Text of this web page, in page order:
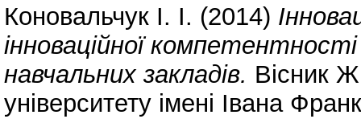
Коновальчук І. І. (2014)
інноваційної
навчальних закладів. Вісник
університету імені Івана